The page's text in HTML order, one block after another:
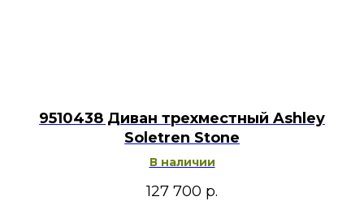
9510438 Диван трехместный Ashley
Soletren Stone
В наличии
127 700 р.